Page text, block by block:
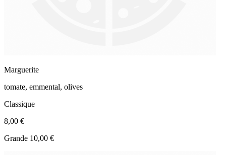
Marguerite
tomate, emmental, olives
Classique
8,00 €
Grande 10,00 €